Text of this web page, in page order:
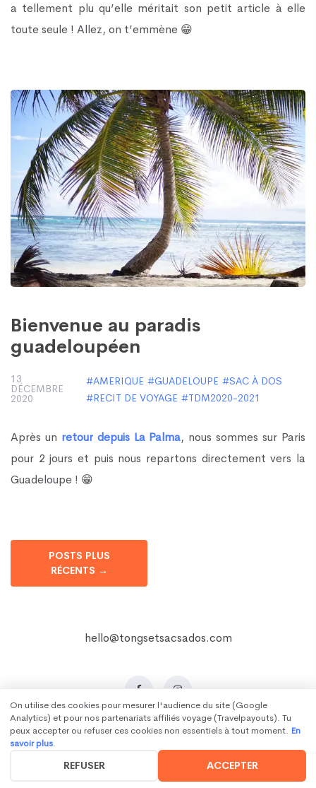
a tellement plu qu’elle méritait son petit article à elle
toute seule ! Allez, on t’emmène 😁
Bienvenue au paradis
guadeloupéen
13
DÉCEMBRE
2020
AMERIQUE GUADELOUPE
SAC À DOS
RECIT DE VOYAGE
TDM2020-2021
Après un retour depuis La Palma, nous sommes sur Paris
pour 2 jours et puis nous repartons directement vers la
Guadeloupe ! 😁
POSTS PLUS
RÉCENTS →
hello@tongsetsacsados.com
Copyright ©2020-2026 Tongs et Sacs à dos
On utilise des cookies pour mesurer l'audience du site (Google
Analytics) et pour nos partenariats affiliés voyage (Travelpayouts). Tu
peux accepter ou refuser ces cookies non essentiels à tout moment. En
savoir plus.
REFUSER ACCEPTER